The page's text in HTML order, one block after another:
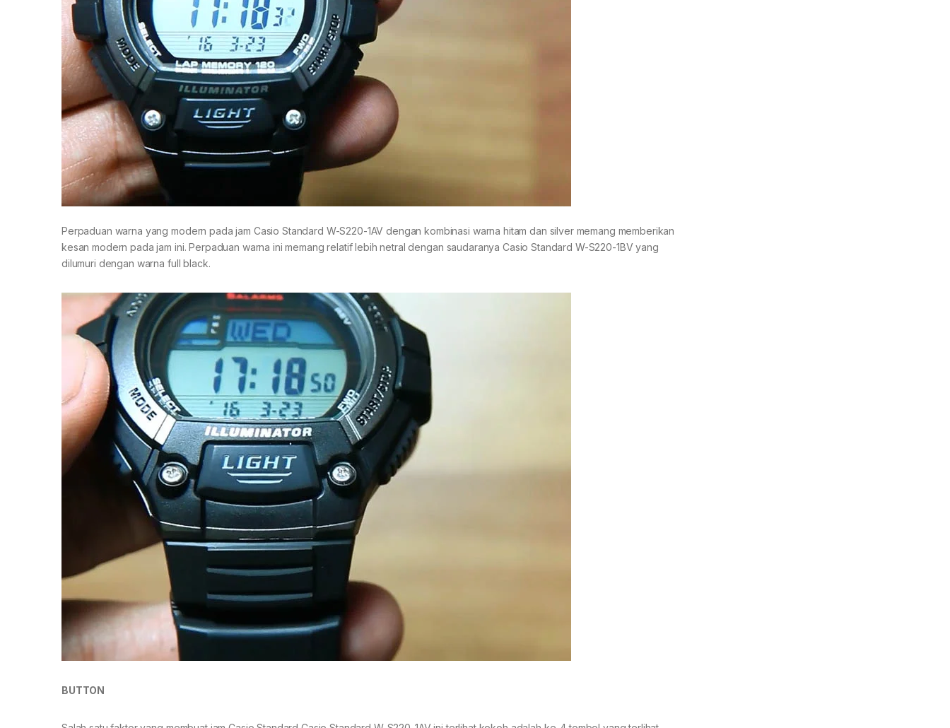
Perpaduan warna yang modern pada jam Casio Standard W-S220-1AV dengan kombinasi warna hitam dan silver memang memberikan
kesan modern pada jam ini. Perpaduan warna ini memang relatif lebih netral dengan saudaranya Casio Standard W-S220-1BV yang
dilumuri dengan warna full black.
BUTTON